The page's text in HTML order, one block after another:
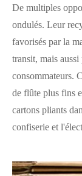
De multiples
ondulés. Leur
favorisés par la
transit, mais
consommateurs.
de flûte plus fins
cartons pliants
confiserie et